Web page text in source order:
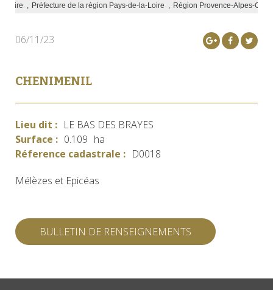
06/11/23
CHENIMENIL
Lieu dit : LE BAS DES BRAYES
Surface : 0.109 ha
Réference cadastrale : D0018
Mélèzes et Epicéas
BULLETIN DE RENSEIGNEMENTS